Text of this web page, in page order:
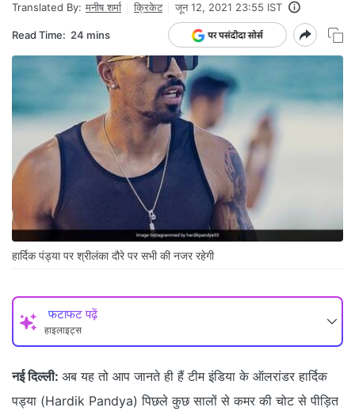
Translated By: मनीष शर्मा क्रिकेट जून 12, 2021 23:55 IST
Read Time: 24 mins
हार्दिक पंड्या पर श्रीलंका दौरे पर सभी की नजर रहेगी
फटाफट पढ़ें
हाइलाइट्स
नई दिल्ली: अब यह तो आप जानते ही हैं टीम इंडिया के ऑलरांडर हार्दिक
पड्या (Hardik Pandya) पिछले कुछ सालों से कमर की चोट से पीड़ित